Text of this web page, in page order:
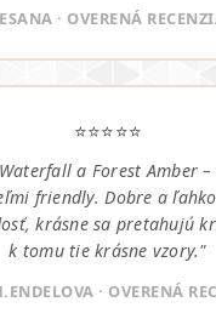
· OVERENÁ
⭐⭐⭐⭐⭐
a Forest Amber
friendly. Dobre a
krásne sa pretahujú
k tomu tie krásne vzory."
· OVERENÁ